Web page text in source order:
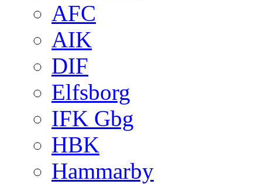
AFC
AIK
DIF
Elfsborg
IFK Gbg
HBK
Hammarby